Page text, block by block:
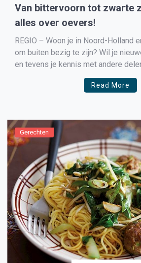
Van bittervoorn tot zwarte
alles over oevers!
REGIO – Woon je in Noord-Holland
om buiten bezig te zijn? Wil je
en tevens je kennis met andere
aan het onderzoek van
Noorderkwartier en Landschap
Read More
Gerechten